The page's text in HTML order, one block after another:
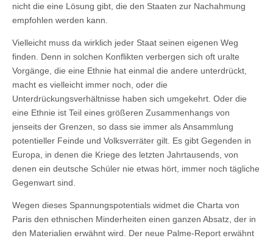
nicht die eine Lösung gibt, die den Staaten zur Nachahmung
empfohlen werden kann.
Vielleicht muss da wirklich jeder Staat seinen eigenen Weg
finden. Denn in solchen Konflikten verbergen sich oft uralte
Vorgänge, die eine Ethnie hat einmal die andere unterdrückt,
macht es vielleicht immer noch, oder die
Unterdrückungsverhältnisse haben sich umgekehrt. Oder die
eine Ethnie ist Teil eines größeren Zusammenhangs von
jenseits der Grenzen, so dass sie immer als Ansammlung
potentieller Feinde und Volksverräter gilt. Es gibt Gegenden in
Europa, in denen die Kriege des letzten Jahrtausends, von
denen ein deutsche Schüler nie etwas hört, immer noch tägliche
Gegenwart sind.
Wegen dieses Spannungspotentials widmet die Charta von
Paris den ethnischen Minderheiten einen ganzen Absatz, der in
den Materialien erwähnt wird. Der neue Palme-Report erwähnt